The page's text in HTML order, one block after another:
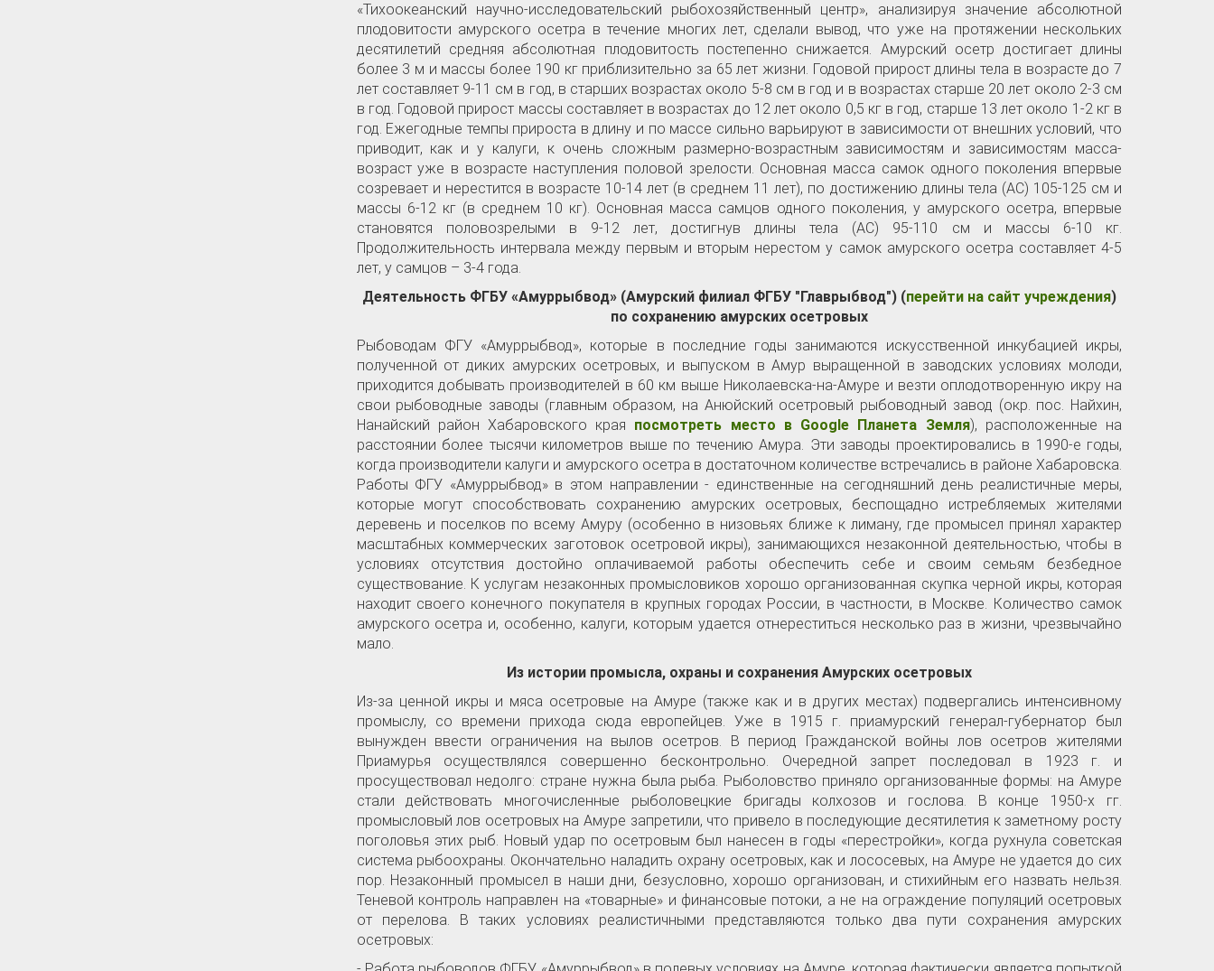
«Тихоокеанский научно-исследовательский рыбохозяйственный центр», анализируя значение абсолютной
плодовитости амурского осетра в течение многих лет, сделали вывод, что уже на протяжении нескольких
десятилетий средняя абсолютная плодовитость постепенно снижается. Амурский осетр достигает длины
более 3 м и массы более 190 кг приблизительно за 65 лет жизни. Годовой прирост длины тела в возрасте до 7
лет составляет 9-11 см в год, в старших возрастах около 5-8 см в год и в возрастах старше 20 лет около 2-3 см
в год. Годовой прирост массы составляет в возрастах до 12 лет около 0,5 кг в год, старше 13 лет около 1-2 кг в
год. Ежегодные темпы прироста в длину и по массе сильно варьируют в зависимости от внешних условий, что
приводит, как и у калуги, к очень сложным размерно-возрастным зависимостям и зависимостям масса-
возраст уже в возрасте наступления половой зрелости. Основная масса самок одного поколения впервые
созревает и нерестится в возрасте 10-14 лет (в среднем 11 лет), по достижению длины тела (АС) 105-125 см и
массы 6-12 кг (в среднем 10 кг). Основная масса самцов одного поколения, у амурского осетра, впервые
становятся половозрелыми в 9-12 лет, достигнув длины тела (АС) 95-110 см и массы 6-10 кг.
Продолжительность интервала между первым и вторым нерестом у самок амурского осетра составляет 4-5
лет, у самцов – 3-4 года.
Деятельность ФГБУ «Амуррыбвод» (Амурский филиал ФГБУ "Главрыбвод")(перейти на сайт учреждения)
по сохранению амурских осетровых
Рыбоводам ФГУ «Амуррыбвод», которые в последние годы занимаются искусственной инкубацией икры,
полученной от диких амурских осетровых, и выпуском в Амур выращенной в заводских условиях молоди,
приходится добывать производителей в 60 км выше Николаевска-на-Амуре и везти оплодотворенную икру на
свои рыбоводные заводы (главным образом, на Анюйский осетровый рыбоводный завод (окр. пос. Найхин,
Нанайский район Хабаровского края посмотреть место в Google Планета Земля), расположенные на
расстоянии более тысячи километров выше по течению Амура. Эти заводы проектировались в 1990-е годы,
когда производители калуги и амурского осетра в достаточном количестве встречались в районе Хабаровска.
Работы ФГУ «Амуррыбвод» в этом направлении - единственные на сегодняшний день реалистичные меры,
которые могут способствовать сохранению амурских осетровых, беспощадно истребляемых жителями
деревень и поселков по всему Амуру (особенно в низовьях ближе к лиману, где промысел принял характер
масштабных коммерческих заготовок осетровой икры), занимающихся незаконной деятельностью, чтобы в
условиях отсутствия достойно оплачиваемой работы обеспечить себе и своим семьям безбедное
существование. К услугам незаконных промысловиков хорошо организованная скупка черной икры, которая
находит своего конечного покупателя в крупных городах России, в частности, в Москве. Количество самок
амурского осетра и, особенно, калуги, которым удается отнереститься несколько раз в жизни, чрезвычайно
мало.
Из истории промысла, охраны и сохранения Амурских осетровых
Из-за ценной икры и мяса осетровые на Амуре (также как и в других местах) подвергались интенсивному
промыслу, со времени прихода сюда европейцев. Уже в 1915 г. приамурский генерал-губернатор был
вынужден ввести ограничения на вылов осетров. В период Гражданской войны лов осетров жителями
Приамурья осуществлялся совершенно бесконтрольно. Очередной запрет последовал в 1923 г. и
просуществовал недолго: стране нужна была рыба. Рыболовство приняло организованные формы: на Амуре
стали действовать многочисленные рыболовецкие бригады колхозов и гослова. В конце 1950-х гг.
промысловый лов осетровых на Амуре запретили, что привело в последующие десятилетия к заметному росту
поголовья этих рыб. Новый удар по осетровым был нанесен в годы «перестройки», когда рухнула советская
система рыбоохраны. Окончательно наладить охрану осетровых, как и лососевых, на Амуре не удается до сих
пор. Незаконный промысел в наши дни, безусловно, хорошо организован, и стихийным его назвать нельзя.
Теневой контроль направлен на «товарные» и финансовые потоки, а не на ограждение популяций осетровых
от перелова. В таких условиях реалистичными представляются только два пути сохранения амурских
осетровых: